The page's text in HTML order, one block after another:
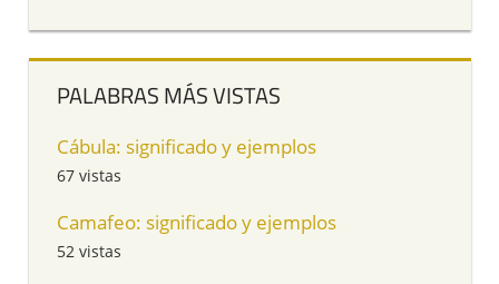
PALABRAS MÁS VISTAS
Cábula: significado y ejemplos
67 vistas
Camafeo: significado y ejemplos
52 vistas